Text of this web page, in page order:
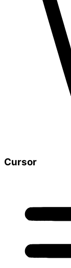
Cursor